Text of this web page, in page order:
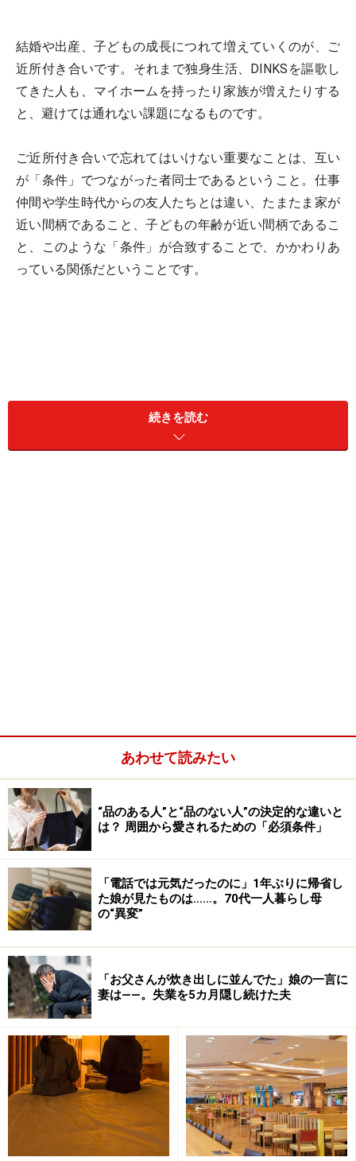
結婚や出産、子どもの成長につれて増えていくのが、ご
近所付き合いです。それまで独身生活、DINKSを謳歌し
てきた人も、マイホームを持ったり家族が増えたりする
と、避けては通れない課題になるものです。
ご近所付き合いで忘れてはいけない重要なことは、互い
が「条件」でつながった者同士であるということ。仕事
仲間や学生時代からの友人たちとは違い、たまたま家が
近い間柄であること、子どもの年齢が近い間柄であるこ
と、このような「条件」が合致することで、かかわりあ
っている関係だということです。
人間関係に亀裂が入ったからといって、そう簡単に引越
しできるものではありませんし、自治会活動や地域の活
動などで顔を合わせなければならないこともあるでしょ
う。長くほどよい関係を保ちながら付き合っていかなけ
ればならないからこそ、互いにトラブルを起こさないよ
うに、注意を払っていく必要があるのです。
続きを読む
あわせて読みたい
“品のある人”と“品のない人”の決定的な違いと
は？ 周囲から愛されるための「必須条件」
「電話では元気だったのに」1年ぶりに帰省し
た娘が見たものは……。70代一人暮らし母
の“異変”
「お父さんが炊き出しに並んでた」娘の一言に
妻は――。失業を5カ月隠し続けた夫